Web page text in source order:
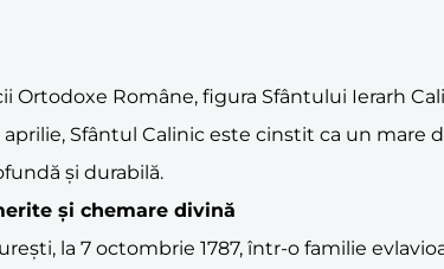
Ortodoxe Române, figura Sfântului Ierarh
aprilie, Sfântul Calinic este cinstit ca un
și durabilă.
și chemare divină
la 7 octombrie 1787, într-o familie